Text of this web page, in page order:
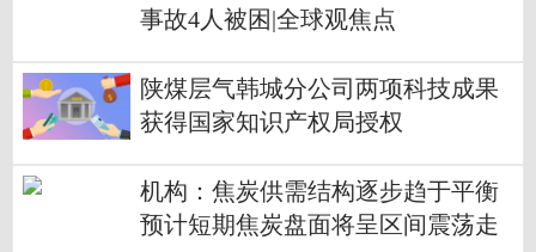
事故4人被困|全球观焦点
陕煤层气韩城分公司两项科技成果
获得国家知识产权局授权
机构：焦炭供需结构逐步趋于平衡
预计短期焦炭盘面将呈区间震荡走